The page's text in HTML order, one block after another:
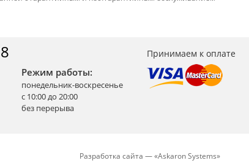
Режим работы:
понедельник-воскресенье
с 10:00 до 20:00
без перерыва
Принимаем к оплате
Разработка сайта —«Askaron Systems»